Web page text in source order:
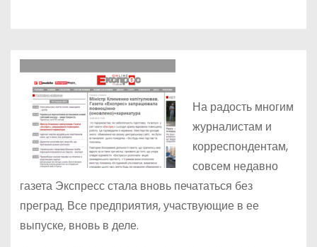
На радость многим
журналистам и
корреспондентам,
совсем недавно
газета Экспресс стала вновь печататься без
преград. Все предприятия, участвующие в ее
выпуске, вновь в деле.